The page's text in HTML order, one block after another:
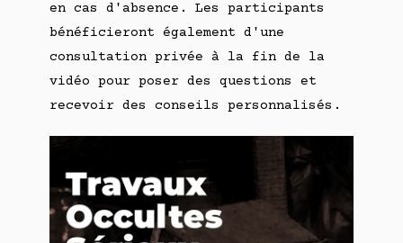
en cas d'absence. Les participants
bénéficieront également d'une
consultation privée à la fin de la
vidéo pour poser des questions et
recevoir des conseils personnalisés.